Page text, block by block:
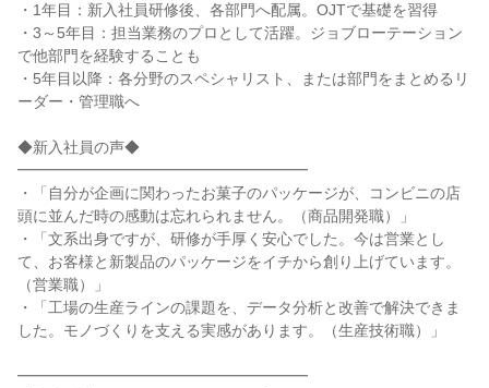
・1年目：新入社員研修後、各部門へ配属。OJTで基礎を習得
・3～5年目：担当業務のプロとして活躍。ジョブローテーション
で他部門を経験することも
・5年目以降：各分野のスペシャリスト、または部門をまとめるリ
ーダー・管理職へ
◆新入社員の声◆
━━━━━━━━━━━━━━━━━━━
・「自分が企画に関わったお菓子のパッケージが、コンビニの店
頭に並んだ時の感動は忘れられません。（商品開発職）」
・「文系出身ですが、研修が手厚く安心でした。今は営業とし
て、お客様と新製品のパッケージをイチから創り上げています。
（営業職）」
・「工場の生産ラインの課題を、データ分析と改善で解決できま
した。モノづくりを支える実感があります。（生産技術職）」
━━━━━━━━━━━━━━━━━━━